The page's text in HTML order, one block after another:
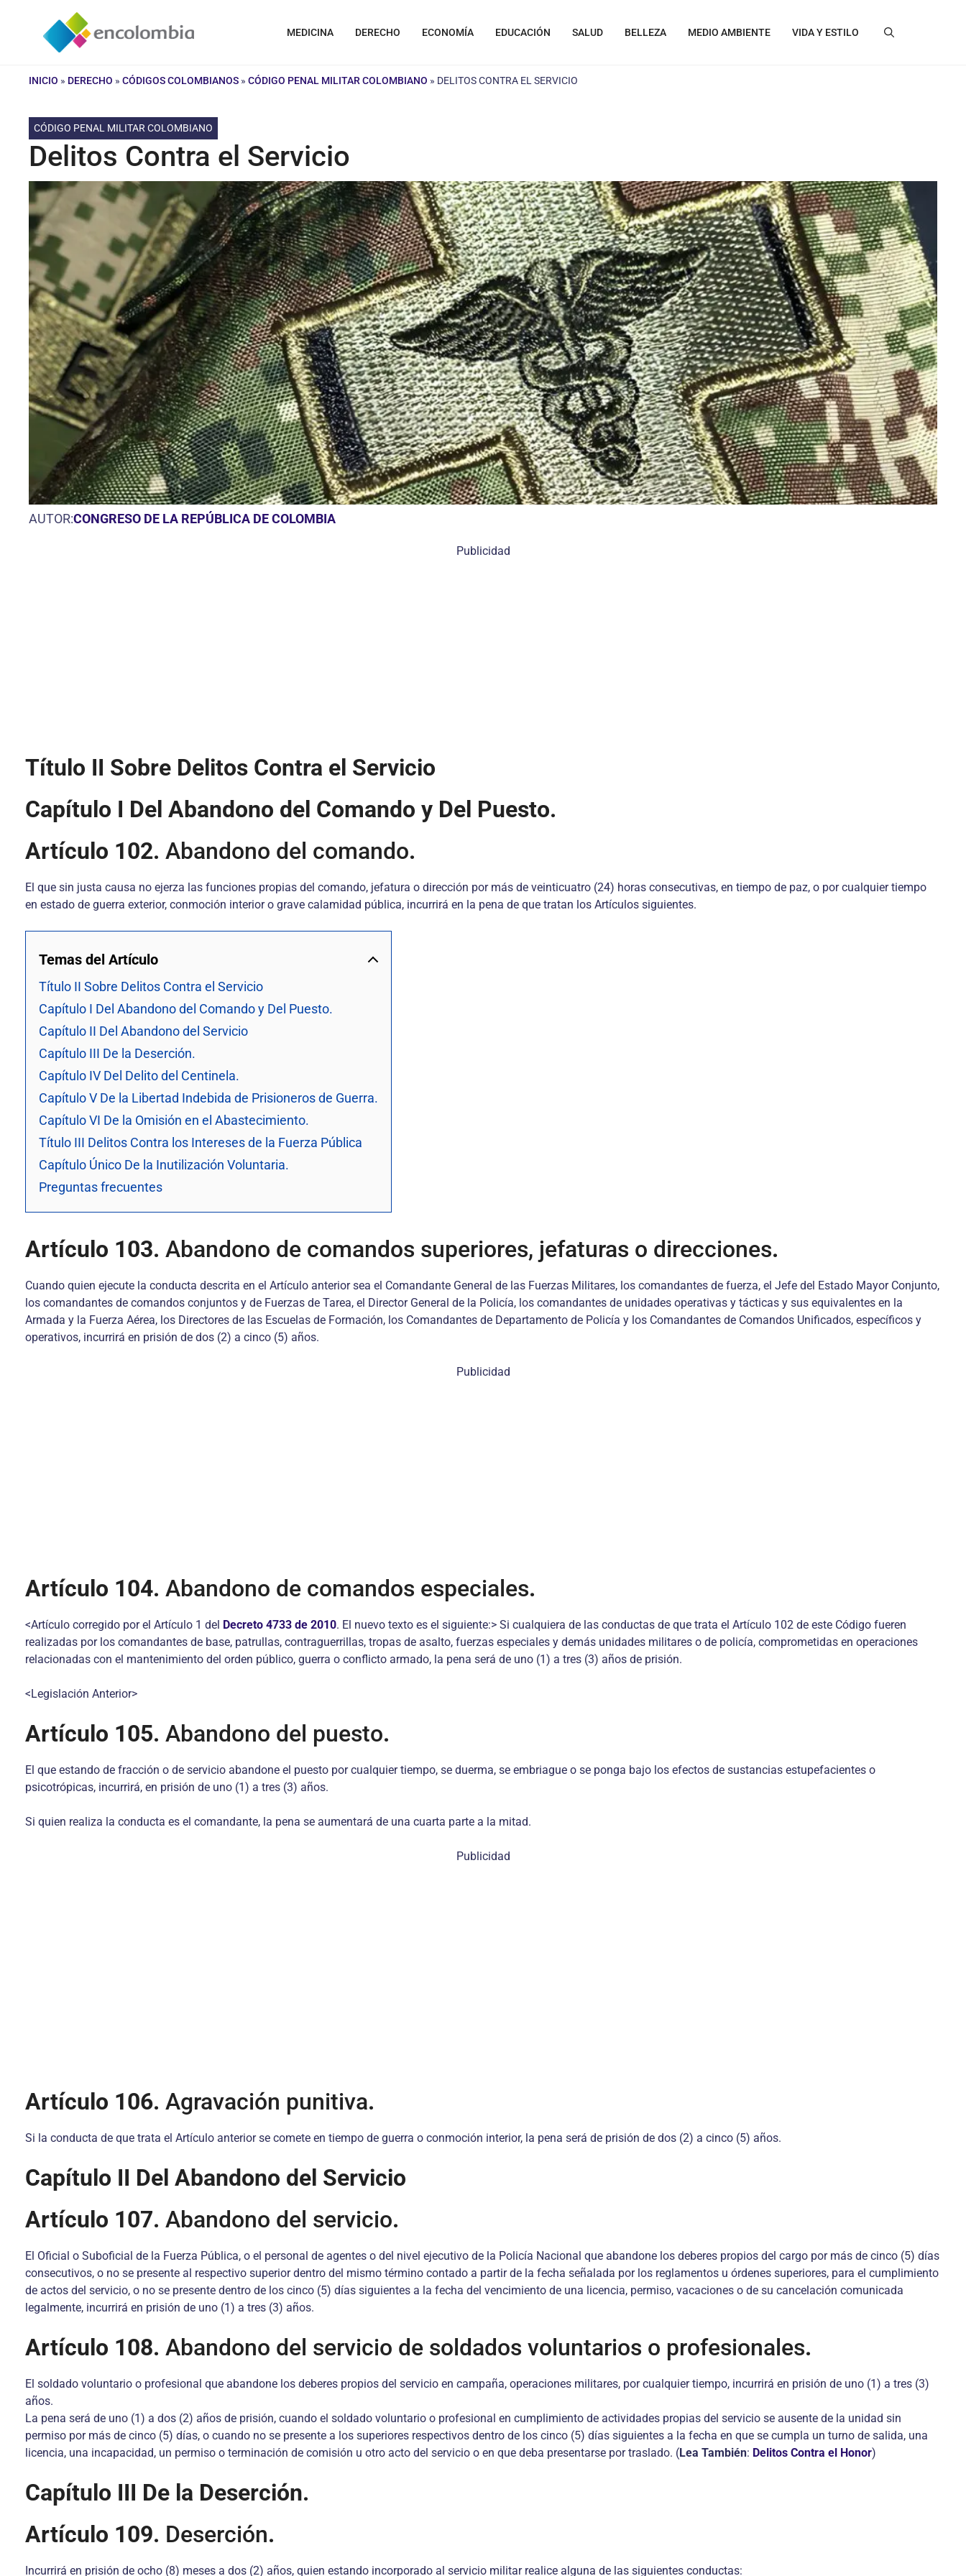
contenido
MEDICINA DERECHO ECONOMÍA EDUCACIÓN SALUD BELLEZA MEDIO AMBIENTE VIDA Y ESTILO
INICIO » DERECHO » CÓDIGOS COLOMBIANOS » CÓDIGO PENAL MILITAR COLOMBIANO » DELITOS CONTRA EL SERVICIO
CÓDIGO PENAL MILITAR COLOMBIANO
Delitos Contra el Servicio
AUTOR:CONGRESO DE LA REPÚBLICA DE COLOMBIA
Publicidad
Título II Sobre Delitos Contra el Servicio
Capítulo I Del Abandono del Comando y Del Puesto.
Artículo 102. Abandono del comando.
El que sin justa causa no ejerza las funciones propias del comando, jefatura o dirección por más de veinticuatro (24) horas consecutivas, en tiempo de paz, o por cualquier tiempo
en estado de guerra exterior, conmoción interior o grave calamidad pública, incurrirá en la pena de que tratan los Artículos siguientes.
Temas del Artículo
Título II Sobre Delitos Contra el Servicio
Capítulo I Del Abandono del Comando y Del Puesto.
Capítulo II Del Abandono del Servicio
Capítulo III De la Deserción.
Capítulo IV Del Delito del Centinela.
Capítulo V De la Libertad Indebida de Prisioneros de Guerra.
Capítulo VI De la Omisión en el Abastecimiento.
Título III Delitos Contra los Intereses de la Fuerza Pública
Capítulo Único De la Inutilización Voluntaria.
Preguntas frecuentes
Artículo 103. Abandono de comandos superiores, jefaturas o direcciones.
Cuando quien ejecute la conducta descrita en el Artículo anterior sea el Comandante General de las Fuerzas Militares, los comandantes de fuerza, el Jefe del Estado Mayor Conjunto,
los comandantes de comandos conjuntos y de Fuerzas de Tarea, el Director General de la Policía, los comandantes de unidades operativas y tácticas y sus equivalentes en la
Armada y la Fuerza Aérea, los Directores de las Escuelas de Formación, los Comandantes de Departamento de Policía y los Comandantes de Comandos Unificados, específicos y
operativos, incurrirá en prisión de dos (2) a cinco (5) años.
Publicidad
Artículo 104. Abandono de comandos especiales.
<Artículo corregido por el Artículo 1 del Decreto 4733 de 2010. El nuevo texto es el siguiente:> Si cualquiera de las conductas de que trata el Artículo 102 de este Código fueren
realizadas por los comandantes de base, patrullas, contraguerrillas, tropas de asalto, fuerzas especiales y demás unidades militares o de policía, comprometidas en operaciones
relacionadas con el mantenimiento del orden público, guerra o conflicto armado, la pena será de uno (1) a tres (3) años de prisión.
<Legislación Anterior>
Artículo 105. Abandono del puesto.
El que estando de fracción o de servicio abandone el puesto por cualquier tiempo, se duerma, se embriague o se ponga bajo los efectos de sustancias estupefacientes o
psicotrópicas, incurrirá, en prisión de uno (1) a tres (3) años.
Si quien realiza la conducta es el comandante, la pena se aumentará de una cuarta parte a la mitad.
Publicidad
Artículo 106. Agravación punitiva.
Si la conducta de que trata el Artículo anterior se comete en tiempo de guerra o conmoción interior, la pena será de prisión de dos (2) a cinco (5) años.
Capítulo II Del Abandono del Servicio
Artículo 107. Abandono del servicio.
El Oficial o Suboficial de la Fuerza Pública, o el personal de agentes o del nivel ejecutivo de la Policía Nacional que abandone los deberes propios del cargo por más de cinco (5) días
consecutivos, o no se presente al respectivo superior dentro del mismo término contado a partir de la fecha señalada por los reglamentos u órdenes superiores, para el cumplimiento
de actos del servicio, o no se presente dentro de los cinco (5) días siguientes a la fecha del vencimiento de una licencia, permiso, vacaciones o de su cancelación comunicada
legalmente, incurrirá en prisión de uno (1) a tres (3) años.
Artículo 108. Abandono del servicio de soldados voluntarios o profesionales.
El soldado voluntario o profesional que abandone los deberes propios del servicio en campaña, operaciones militares, por cualquier tiempo, incurrirá en prisión de uno (1) a tres (3)
años.
La pena será de uno (1) a dos (2) años de prisión, cuando el soldado voluntario o profesional en cumplimiento de actividades propias del servicio se ausente de la unidad sin
permiso por más de cinco (5) días, o cuando no se presente a los superiores respectivos dentro de los cinco (5) días siguientes a la fecha en que se cumpla un turno de salida, una
licencia, una incapacidad, un permiso o terminación de comisión u otro acto del servicio o en que deba presentarse por traslado. (Lea También: Delitos Contra el Honor)
Capítulo III De la Deserción.
Artículo 109. Deserción.
Incurrirá en prisión de ocho (8) meses a dos (2) años, quien estando incorporado al servicio militar realice alguna de las siguientes conductas: